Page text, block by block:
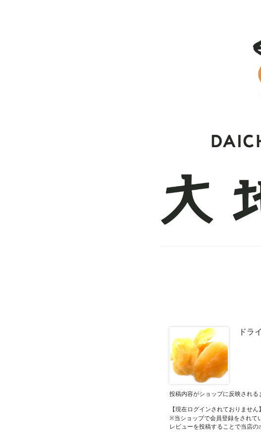
ドラ
投稿内容がショップに反映される
【現在ログインされておりません】
※当ショップで会員登録をされて
レビューを投稿することで当店の